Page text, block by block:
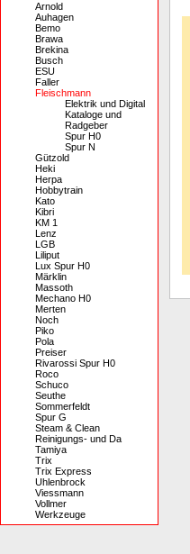
Arnold
Auhagen
Bemo
Brawa
Brekina
Busch
ESU
Faller
Fleischmann
Elektrik und Digital
Kataloge und
Radgeber
Spur H0
Spur N
Gützold
Heki
Herpa
Hobbytrain
Kato
Kibri
KM 1
Lenz
LGB
Liliput
Lux Spur H0
Märklin
Massoth
Mechano H0
Merten
Noch
Piko
Pola
Preiser
Rivarossi Spur H0
Roco
Schuco
Seuthe
Sommerfeldt
Spur G
Steam & Clean
Reinigungs- und Da
Tamiya
Trix
Trix Express
Uhlenbrock
Viessmann
Vollmer
Werkzeuge